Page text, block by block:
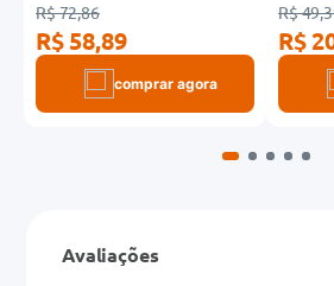
R$ 72,86
R$ 58,89
comprar agora
R$
R$
Avaliações